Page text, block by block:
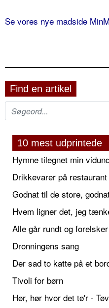
Se vores nye madside
Find en artikel
10 mest udprintede
Hymne tilegnet min
Drikkevarer på restaurant
Godnat til de store,
Hvem ligner det, jeg
Alle går rundt og
Dronningens sang
Der sad to katte på et
Tivoli for børn
Hør, hør hvor det tø'r -